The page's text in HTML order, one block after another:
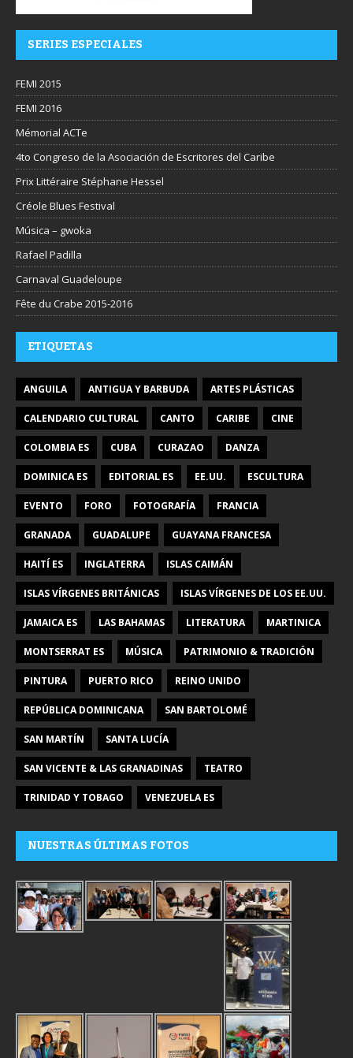
SERIES ESPECIALES
FEMI 2015
FEMI 2016
Mémorial ACTe
4to Congreso de la Asociación de Escritores del Caribe
Prix Littéraire Stéphane Hessel
Créole Blues Festival
Música – gwoka
Rafael Padilla
Carnaval Guadeloupe
Fête du Crabe 2015-2016
ETIQUETAS
ANGUILA ANTIGUA Y BARBUDA ARTES PLÁSTICAS
CALENDARIO CULTURAL CANTO CARIBE CINE
COLOMBIA ES CUBA CURAZAO DANZA
DOMINICA ES EDITORIAL ES EE.UU. ESCULTURA
EVENTO FORO FOTOGRAFÍA FRANCIA
GRANADA GUADALUPE GUAYANA FRANCESA
HAITÍ ES INGLATERRA ISLAS CAIMÁN
ISLAS VÍRGENES BRITÁNICAS ISLAS VÍRGENES DE LOS EE.UU.
JAMAICA ES LAS BAHAMAS LITERATURA MARTINICA
MONTSERRAT ES MÚSICA PATRIMONIO & TRADICIÓN
PINTURA PUERTO RICO REINO UNIDO
REPÚBLICA DOMINICANA SAN BARTOLOMÉ
SAN MARTÍN SANTA LUCÍA
SAN VICENTE & LAS GRANADINAS TEATRO
TRINIDAD Y TOBAGO VENEZUELA ES
NUESTRAS ÚLTIMAS FOTOS